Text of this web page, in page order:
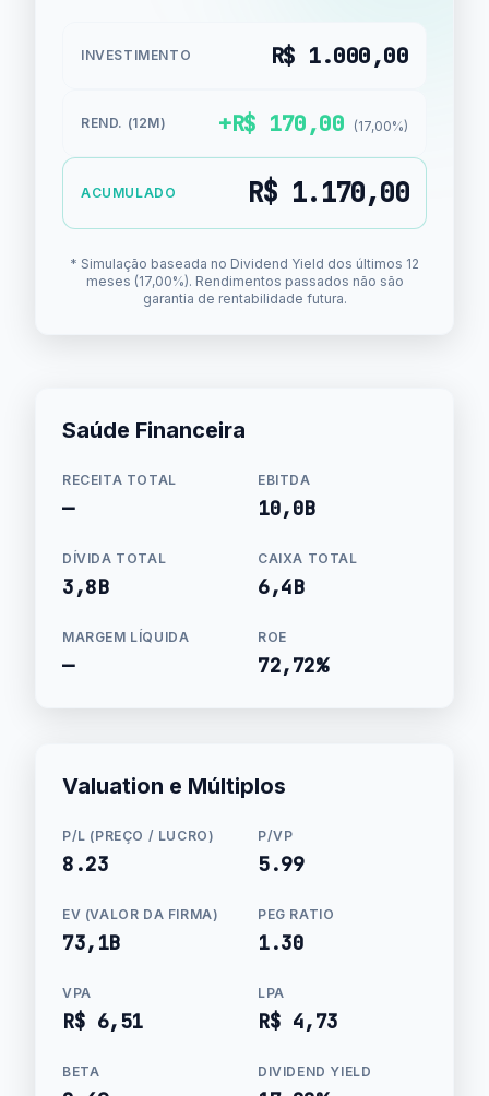
INVESTIMENTO R$ 1.000,00
REND. (12M) +R$ 170,00 (17,00%)
ACUMULADO R$ 1.170,00
* Simulação baseada no Dividend Yield dos últimos 12
meses (17,00%). Rendimentos passados não são
garantia de rentabilidade futura.
Saúde Financeira
RECEITA TOTAL
—
EBITDA
10,0B
DÍVIDA TOTAL
3,8B
CAIXA TOTAL
6,4B
MARGEM LÍQUIDA
—
ROE
72,72%
Valuation e Múltiplos
P/L (PREÇO / LUCRO)
8.23
P/VP
5.99
EV (VALOR DA FIRMA)
73,1B
PEG RATIO
1.30
VPA
R$ 6,51
LPA
R$ 4,73
BETA DIVIDEND YIELD